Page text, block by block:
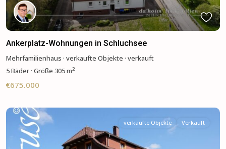
Ankerplatz-Wohnungen in Schluchsee
Mehrfamilienhaus · verkaufte Objekte · verkauft
5 Bäder· Größe 305 m2
€675.000
verkaufte Objekte Verkauft